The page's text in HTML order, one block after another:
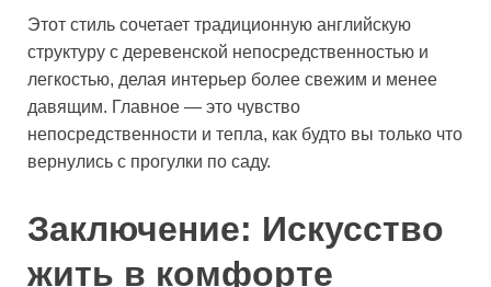
Этот стиль сочетает традиционную английскую
структуру с деревенской непосредственностью и
легкостью, делая интерьер более свежим и менее
давящим. Главное — это чувство
непосредственности и тепла, как будто вы только что
вернулись с прогулки по саду.
Заключение: Искусство
жить в комфорте